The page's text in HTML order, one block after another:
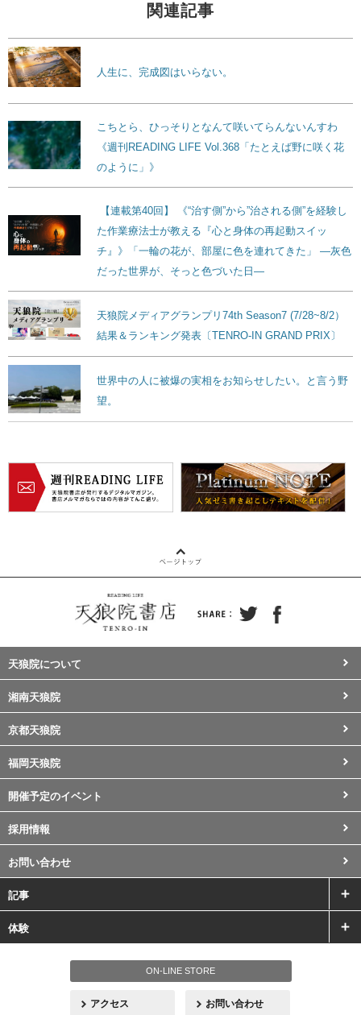
関連記事
人生に、完成図はいらない。
こちとら、ひっそりとなんて咲いてらんないんすわ
《週刊READING LIFE Vol.368「たとえば野に咲く花
のように」》
【連載第40回】 《“治す側”から”治される側”を経験し
た作業療法士が教える『心と身体の再起動スイッ
チ』》「一輪の花が、部屋に色を連れてきた」 ―灰色
だった世界が、そっと色づいた日―
天狼院メディアグランプリ74th Season7 (7/28~8/2）
結果＆ランキング発表〔TENRO-IN GRAND PRIX〕
世界中の人に被爆の実相をお知らせしたい。と言う野
望。
天狼院について
湘南天狼院
京都天狼院
福岡天狼院
開催予定のイベント
採用情報
お問い合わせ
記事
体験
ON-LINE STORE
アクセス お問い合わせ